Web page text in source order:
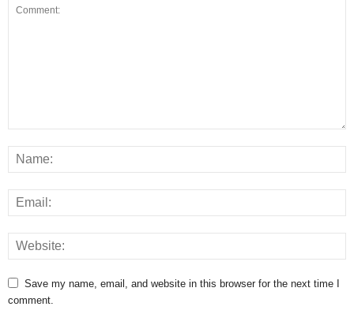
Save my name, email, and website in this browser for the next time I
comment.